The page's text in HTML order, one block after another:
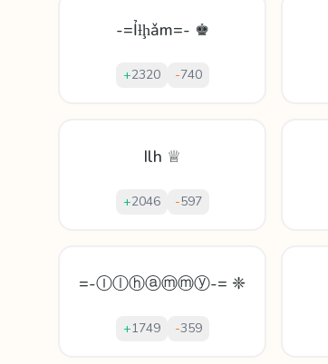
-=Ỉƚḩǎm=- ♚
+2320 -740
Ilh ♕
+2046 -597
=-Ⓘⓛⓗⓐⓜⓜⓨ-= ❈
+1749 -359